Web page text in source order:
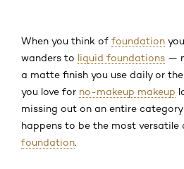
When you think of foundation
wanders to liquid foundations —
a matte finish you use daily or the
you love for no-makeup makeup
missing out on an entire
happens to be the most
foundation.